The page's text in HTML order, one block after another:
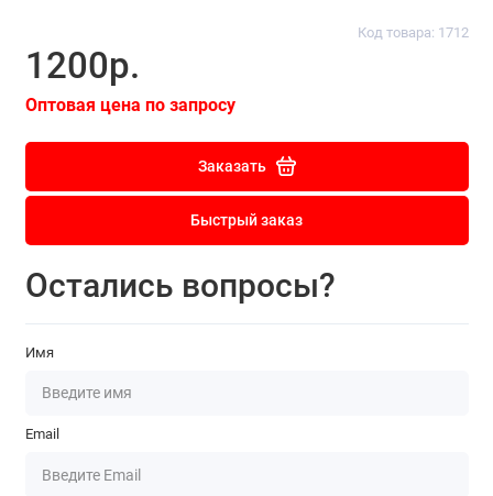
Код товара: 1712
1200р.
Оптовая цена по запросу
Заказать
Быстрый заказ
Остались вопросы?
Имя
Email